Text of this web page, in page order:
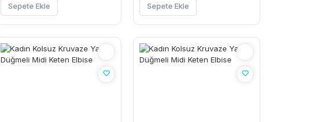
Sepete Ekle Sepete Ekle